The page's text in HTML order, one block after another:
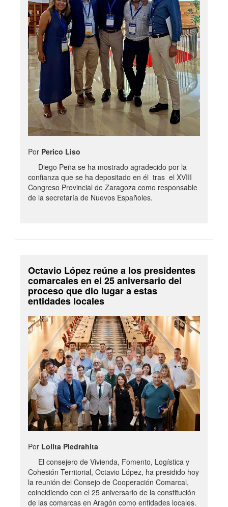
Por Perico Liso
Diego Peña se ha mostrado agradecido por la
confianza que se ha depositado en él tras el XVIII
Congreso Provincial de Zaragoza como responsable
de la secretaría de Nuevos Españoles.
Octavio López reúne a los presidentes
comarcales en el 25 aniversario del
proceso que dio lugar a estas
entidades locales
Por Lolita Piedrahita
El consejero de Vivienda, Fomento, Logística y
Cohesión Territorial, Octavio López, ha presidido hoy
la reunión del Consejo de Cooperación Comarcal,
coincidiendo con el 25 aniversario de la constitución
de las comarcas en Aragón como entidades locales.